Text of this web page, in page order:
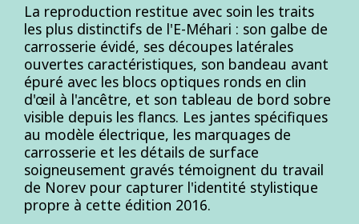
La reproduction restitue avec soin les traits
les plus distinctifs de l'E-Méhari : son galbe de
carrosserie évidé, ses découpes latérales
ouvertes caractéristiques, son bandeau avant
épuré avec les blocs optiques ronds en clin
d'œil à l'ancêtre, et son tableau de bord sobre
visible depuis les flancs. Les jantes spécifiques
au modèle électrique, les marquages de
carrosserie et les détails de surface
soigneusement gravés témoignent du travail
de Norev pour capturer l'identité stylistique
propre à cette édition 2016.